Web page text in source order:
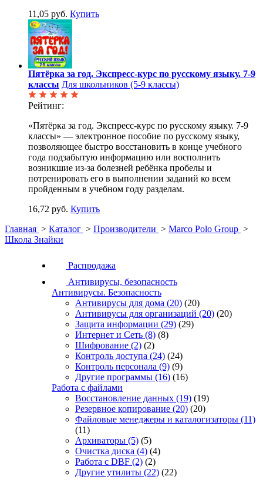
11,05 руб. Купить
Пятёрка за год. Экспресс-курс по русскому языку. 7-9
классы Для школьников (5-9 классы)
Рейтинг:
«Пятёрка за год. Экспресс-курс по русскому языку. 7-9
классы» — электронное пособие по русскому языку,
позволяющее быстро восстановить в конце учебного
года подзабытую информацию или восполнить
возникшие из-за болезней ребёнка пробелы и
потренировать его в выполнении заданий ко всем
пройденным в учебном году разделам.
16,72 руб. Купить
Главная > Каталог > Производители > Marco Polo Group >
Школа Знайки
Распродажа
Антивирусы, безопасность
Антивирусы. Безопасность
Антивирусы для дома (20) (20)
Антивирусы для организаций (20) (20)
Защита информации (29) (29)
Интернет и Сеть (8) (8)
Шифрование (2) (2)
Контроль доступа (24) (24)
Контроль персонала (9) (9)
Другие программы (16) (16)
Работа с файлами
Восстановление данных (19) (19)
Резервное копирование (20) (20)
Файловые менеджеры и каталогизаторы (11)
(11)
Архиваторы (5) (5)
Очистка диска (4) (4)
Работа с DBF (2) (2)
Другие утилиты (22) (22)